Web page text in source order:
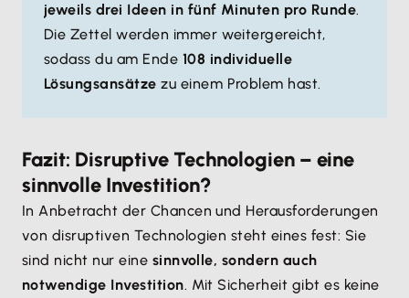
jeweils drei Ideen in fünf Minuten pro Runde.
Die Zettel werden immer weitergereicht,
sodass du am Ende 108 individuelle
Lösungsansätze zu einem Problem hast.
Fazit: Disruptive Technologien – eine
sinnvolle Investition?
In Anbetracht der Chancen und Herausforderungen
von disruptiven Technologien steht eines fest: Sie
sind nicht nur eine sinnvolle, sondern auch
notwendige Investition. Mit Sicherheit gibt es keine